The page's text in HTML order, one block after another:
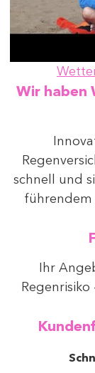
Wir haben
schnell und
Ihr